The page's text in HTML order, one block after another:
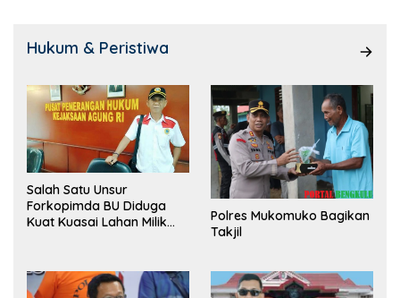
Hukum & Peristiwa
Salah Satu Unsur
Forkopimda BU Diduga
Kuat Kuasai Lahan Milik
Polres Mukomuko Bagikan
Takjil